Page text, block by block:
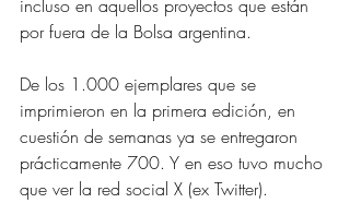
incluso en aquellos proyectos que están
por fuera de la Bolsa argentina.
De los 1.000 ejemplares que se
imprimieron en la primera edición, en
cuestión de semanas ya se entregaron
prácticamente 700. Y en eso tuvo mucho
que ver la red social X (ex Twitter).